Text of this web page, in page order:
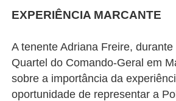
EXPERIÊNCIA MARCANTE
A tenente Adriana Freire,
Quartel do Comando-Geral em
sobre a importância da
oportunidade de representar a